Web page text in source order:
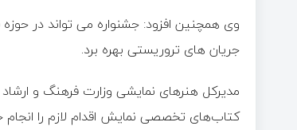
وی همچنین افزود: جشنواره می تواند در حوزه
جریان های تروریستی بهره برد.
مدیرکل هنرهای نمایشی وزارت فرهنگ و
کتاب‌های تخصصی نمایش اقدام لازم را انجام